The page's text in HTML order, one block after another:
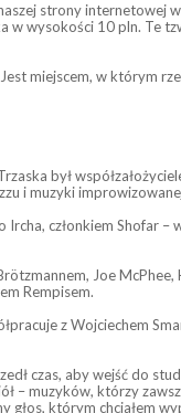
strony
wysokości 10 pln. Te
miejscem, w
był
i muzyki
członkiem Shofar
Joe
Rempisem.
z Wojciechem
czas, aby wejść do
– muzyków, którzy
którym chciałem